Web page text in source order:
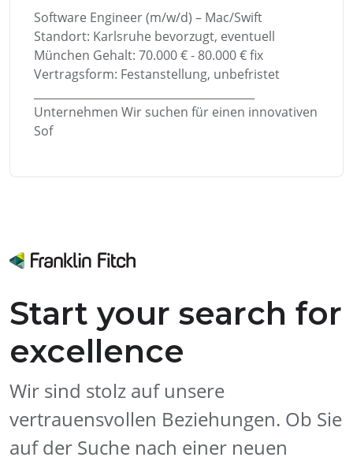
Software Engineer (m/w/d) – Mac/Swift
Standort: Karlsruhe bevorzugt, eventuell
München Gehalt: 70.000 € - 80.000 € fix
Vertragsform: Festanstellung, unbefristet
Unternehmen Wir suchen für einen innovativen
Sof
Start your search for
excellence
Wir sind stolz auf unsere
vertrauensvollen Beziehungen. Ob Sie
auf der Suche nach einer neuen